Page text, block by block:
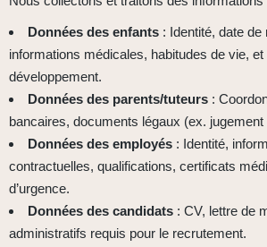
Données des enfants : Identité, date de
informations médicales, habitudes de vie,
développement.
Données des parents/tuteurs :
bancaires, documents légaux (ex. jugement
Données des employés : Identité,
contractuelles, qualifications, certificats
d’urgence.
Données des candidats : CV, lettre de
administratifs requis pour le recrutement.